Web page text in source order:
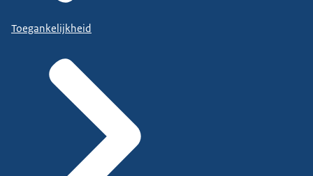
Toegankelijkheid